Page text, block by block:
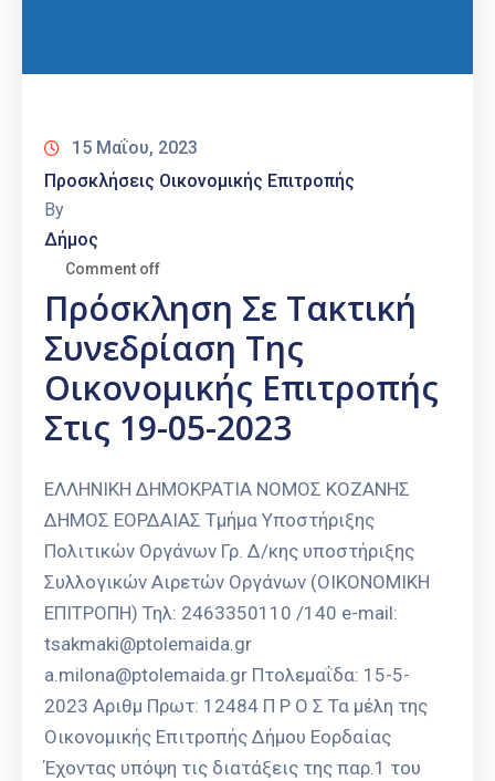
15 Μαΐου, 2023
Προσκλήσεις Οικονομικής Επιτροπής
By
Δήμος
Comment off
Πρόσκληση Σε Τακτική
Συνεδρίαση Της
Οικονομικής Επιτροπής
Στις 19-05-2023
ΕΛΛΗΝΙΚΗ ΔΗΜΟΚΡΑΤΙΑ ΝΟΜΟΣ ΚΟΖΑΝΗΣ
ΔΗΜΟΣ ΕΟΡΔΑΙΑΣ Τμήμα Υποστήριξης
Πολιτικών Οργάνων Γρ. Δ/κης υποστήριξης
Συλλογικών Αιρετών Οργάνων (ΟΙΚΟΝΟΜΙΚΗ
ΕΠΙΤΡΟΠΗ) Τηλ: 2463350110 /140 e-mail:
tsakmaki@ptolemaida.gr
a.milona@ptolemaida.gr Πτολεμαΐδα: 15-5-
2023 Αριθμ Πρωτ: 12484 Π Ρ Ο Σ Τα μέλη της
Οικονομικής Επιτροπής Δήμου Εορδαίας
Έχοντας υπόψη τις διατάξεις της παρ.1 του